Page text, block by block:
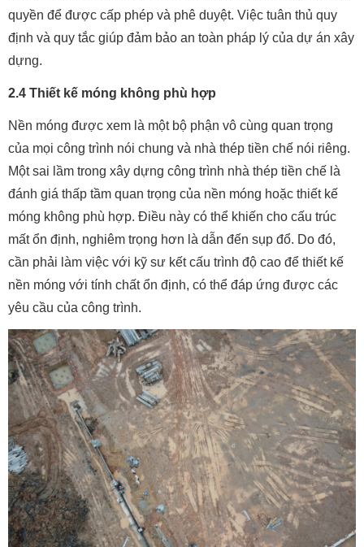
quyền để được cấp phép và phê duyệt. Việc tuân thủ quy
định và quy tắc giúp đảm bảo an toàn pháp lý của dự án xây
dựng.
2.4 Thiết kế móng không phù hợp
Nền móng được xem là một bộ phận vô cùng quan trọng
của mọi công trình nói chung và nhà thép tiền chế nói riêng.
Một sai lầm trong xây dựng công trình nhà thép tiền chế là
đánh giá thấp tầm quan trọng của nền móng hoặc thiết kế
móng không phù hợp. Điều này có thể khiến cho cấu trúc
mất ổn định, nghiêm trọng hơn là dẫn đến sụp đổ. Do đó,
cần phải làm việc với kỹ sư kết cấu trình độ cao để thiết kế
nền móng với tính chất ổn định, có thể đáp ứng được các
yêu cầu của công trình.